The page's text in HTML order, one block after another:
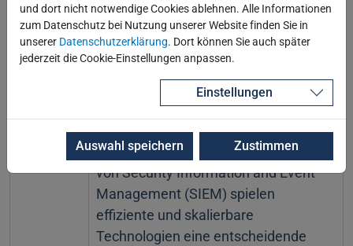
14:30 Uhr
Einsatz von SIEM-Lösungen in Cloud-
Umgebungen (Jan Schurig, Anton
Fath)
In zunehmend vernetzten und
hybriden IT-Umgebungen gewinnt die
Sicherheit von Infrastrukturen stetig
an Bedeutung. Besonders im Kontext
von Security Information and Event
Management (SIEM) spielen
effiziente und skalierbare
Technologien eine entscheidende
und dort nicht notwendige Cookies ablehnen. Alle Informationen
zum Datenschutz bei Nutzung unserer Website finden Sie in
unserer Datenschutzerklärung. Dort können Sie auch später
jederzeit die Cookie-Einstellungen anpassen.
Einstellungen
Auswahl speichern Zustimmen